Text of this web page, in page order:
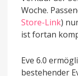
Woche.
Store-Link)
ist fortan
Eve 6.0
bestehender